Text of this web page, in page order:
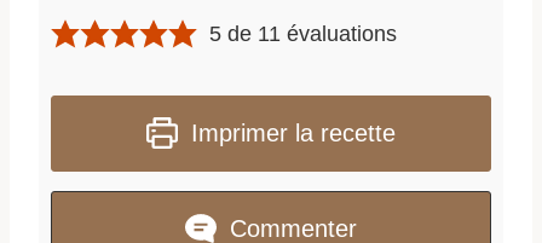
5 de 11 évaluations
Imprimer la recette
Commenter